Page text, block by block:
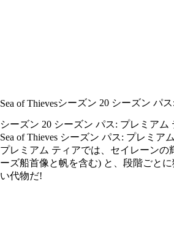
Sea of Thievesシーズン 20 シーズン パ
シーズン 20 シーズン パス: プレミアム
Sea of Thieves シーズン パス: プレミ
プレミアム ティアでは、セイレーン
ーズ船首像と帆を含む) と、段階ごと
い代物だ!